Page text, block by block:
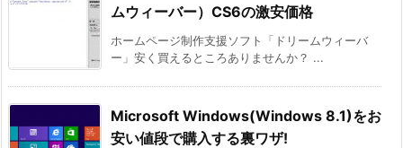
ムウィーバー）CS6の激安価格
ホームページ制作支援ソフト「ドリームウィーバ
ー」安く買えるところありませんか？ ...
Microsoft Windows(Windows 8.1)をお
安い値段で購入する裏ワザ!